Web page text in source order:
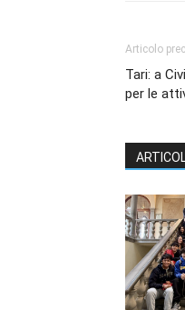
Articolo
Tari: a
per le